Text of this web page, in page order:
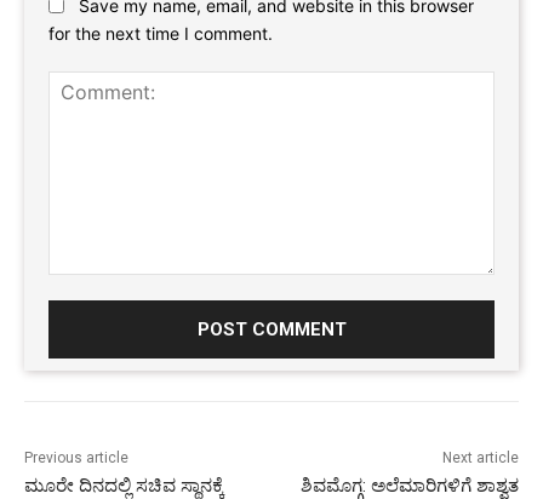
Save my name, email, and website in this browser
for the next time I comment.
Previous article
ಮೂರೇ ದಿನದಲ್ಲಿ ಸಚಿವ ಸ್ಥಾನಕ್ಕೆ
Next article
ಶಿವಮೊಗ್ಗ: ಅಲೆಮಾರಿಗಳಿಗೆ ಶಾಶ್ವತ